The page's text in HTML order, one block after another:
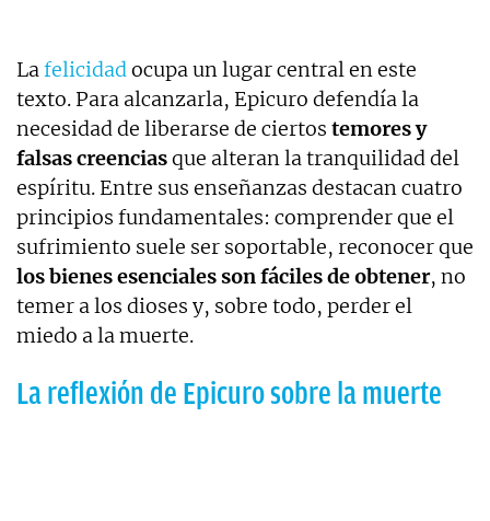
Lafelicidadocupa un lugar central en este
texto. Para alcanzarla, Epicuro defendía la
necesidad de liberarse de ciertos temores y
falsas creenciasque alteran la tranquilidad del
espíritu. Entre sus enseñanzas destacan cuatro
principios fundamentales: comprender que el
sufrimiento suele ser soportable, reconocer que
los bienes esenciales son fáciles de obtener, no
temer a los dioses y, sobre todo, perder el
miedo a la muerte.
La reflexión de Epicuro sobre la muerte